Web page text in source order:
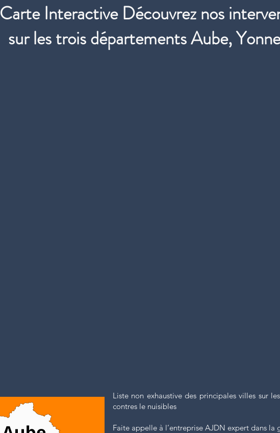
Carte Interactive Découvrez nos
sur les trois départements Aube,
Liste non exhaustive des principales villes sur
contres le nuisibles
Faite appelle à l’entreprise AJDN expert dans